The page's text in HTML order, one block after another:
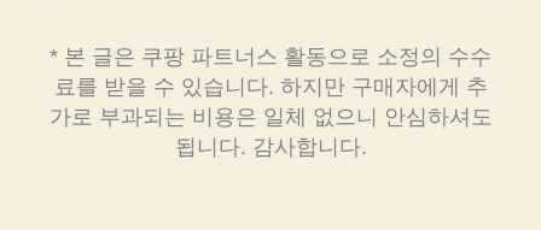
* 본 글은 쿠팡 파트너스 활동으로 소정의 수수
료를 받을 수 있습니다. 하지만 구매자에게 추
가로 부과되는 비용은 일체 없으니 안심하셔도
됩니다. 감사합니다.